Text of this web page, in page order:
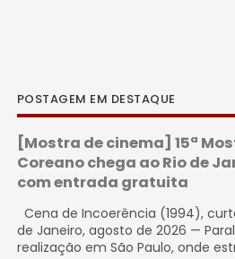
POSTAGEM EM DESTAQUE
[Mostra de cinema] 15ª
Coreano chega ao Rio de
com entrada gratuita
Cena de Incoerência (1994),
de Janeiro, agosto de 2026 —
realização em São Paulo, onde